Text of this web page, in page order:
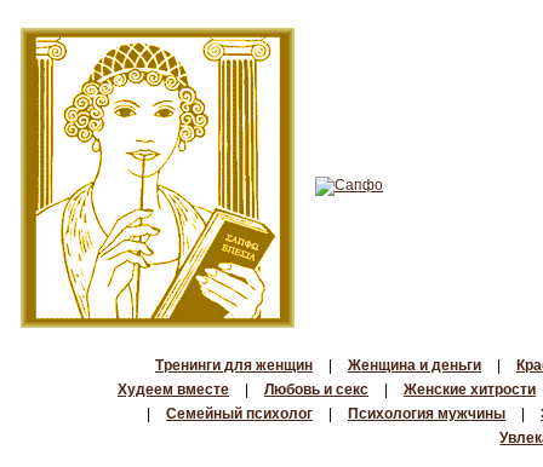
Тренинги для женщин Женщина и деньги
Худеем вместе
Любовь и секс
Женские хитрости
Семейный психолог Психология мужчины